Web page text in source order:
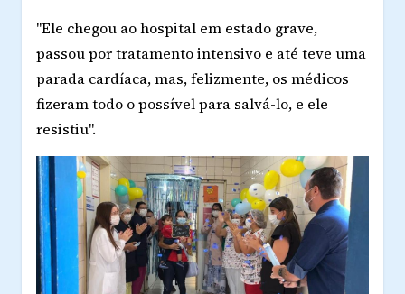
"Ele chegou ao hospital em estado grave,
passou por tratamento intensivo e até teve uma
parada cardíaca, mas, felizmente, os médicos
fizeram todo o possível para salvá-lo, e ele
resistiu".